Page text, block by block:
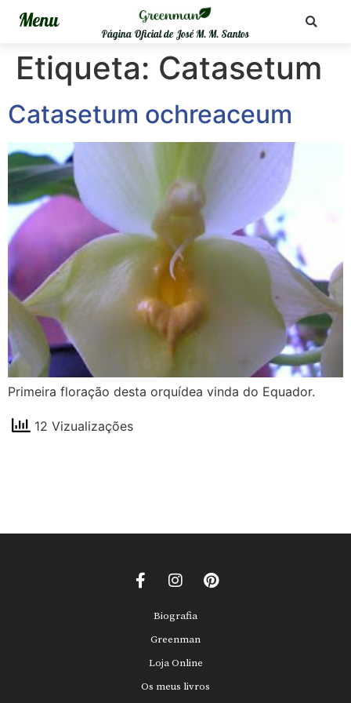
Página Oficial de José M. M. Santos
Etiqueta: Catasetum
Catasetum ochreaceum
Primeira floração desta orquídea vinda do Equador.
12 Vizualizações
Biografia
Greenman
Loja Online
Os meus livros